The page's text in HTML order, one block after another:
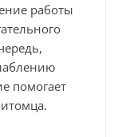
работы
помогает